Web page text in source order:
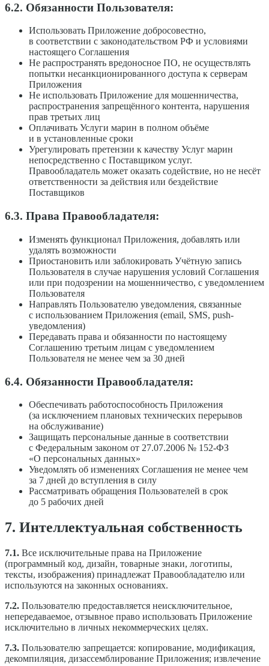
6.2. Обязанности Пользователя:
Использовать Приложение добросовестно,
в соответствии с законодательством РФ и условиями
настоящего Соглашения
Не распространять вредоносное ПО, не осуществлять
попытки несанкционированного доступа к серверам
Приложения
Не использовать Приложение для мошенничества,
распространения запрещённого контента, нарушения
прав третьих лиц
Оплачивать Услуги марин в полном объёме
и в установленные сроки
Урегулировать претензии к качеству Услуг марин
непосредственно с Поставщиком услуг.
Правообладатель может оказать содействие, но не несёт
ответственности за действия или бездействие
Поставщиков
6.3. Права Правообладателя:
Изменять функционал Приложения, добавлять или
удалять возможности
Приостановить или заблокировать Учётную запись
Пользователя в случае нарушения условий Соглашения
или при подозрении на мошенничество, с уведомлением
Пользователя
Направлять Пользователю уведомления, связанные
с использованием Приложения (email, SMS, push-
уведомления)
Передавать права и обязанности по настоящему
Соглашению третьим лицам с уведомлением
Пользователя не менее чем за 30 дней
6.4. Обязанности Правообладателя:
Обеспечивать работоспособность Приложения
(за исключением плановых технических перерывов
на обслуживание)
Защищать персональные данные в соответствии
с Федеральным законом от 27.07.2006 № 152-ФЗ
«О персональных данных»
Уведомлять об изменениях Соглашения не менее чем
за 7 дней до вступления в силу
Рассматривать обращения Пользователей в срок
до 5 рабочих дней
7. Интеллектуальная собственность
7.1. Все исключительные права на Приложение
(программный код, дизайн, товарные знаки, логотипы,
тексты, изображения) принадлежат Правообладателю или
используются на законных основаниях.
7.2. Пользователю предоставляется неисключительное,
непередаваемое, отзывное право использовать Приложение
исключительно в личных некоммерческих целях.
7.3. Пользователю запрещается: копирование, модификация,
декомпиляция, дизассемблирование Приложения; извлечение